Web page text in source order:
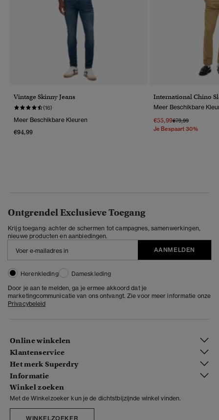
Vintage Skinny Jeans
(16)
Meer Beschikbare Kleuren
€94,99
International Chino
Meer Beschikbare
€55,99Prijs Verlaagd Van
€79,99Naar
Je Bespaart 30%
Ontgrendel Exclusieve Toegang
Krijg toegang: achter de schermen tot campagnes, samenwerkingen,
nieuwe producten en aanbiedingen.
AANMELDEN
Herenkleding
Dameskleding
Door je aan te melden, ga je ermee akkoord dat je
marketingcommunicatie van ons ontvangt. Zie voor meer informatie onze
Privacybeleid
Online winkelen
Klantenservice
Het merk Superdry
Informatie
Winkel zoeken
Met de Winkelzoeker kun je de dichtstbijzijnde winkel vinden.
WINKELZOEKER